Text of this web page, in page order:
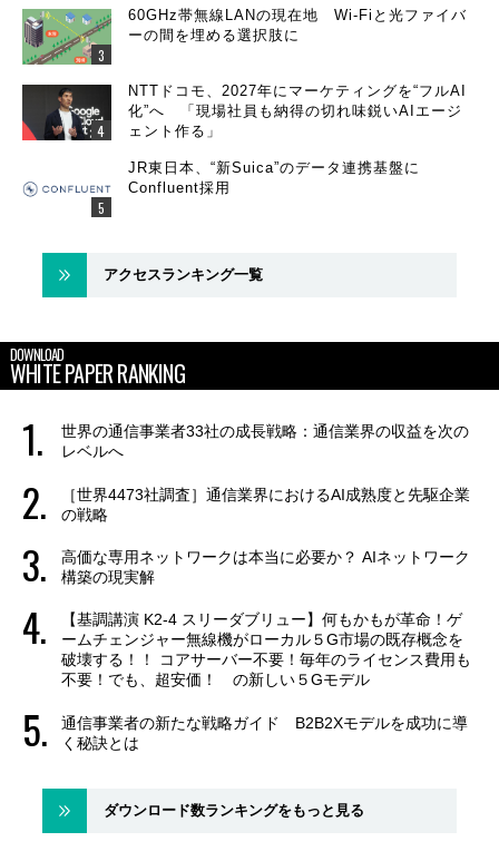
60GHz帯無線LANの現在地 Wi-Fiと光ファイバ
ーの間を埋める選択肢に
NTTドコモ、2027年にマーケティングを“フルAI
化”へ 「現場社員も納得の切れ味鋭いAIエージ
ェント作る」
JR東日本、“新Suica”のデータ連携基盤に
Confluent採用
アクセスランキング一覧
DOWNLOAD
WHITE PAPER RANKING
世界の通信事業者33社の成長戦略：通信業界の収益を次の
レベルへ
［世界4473社調査］通信業界におけるAI成熟度と先駆企業
の戦略
高価な専用ネットワークは本当に必要か？ AIネットワーク
構築の現実解
【基調講演 K2-4 スリーダブリュー】何もかもが革命！ゲ
ームチェンジャー無線機がローカル５G市場の既存概念を
破壊する！！ コアサーバー不要！毎年のライセンス費用も
不要！でも、超安価！ の新しい５Gモデル
通信事業者の新たな戦略ガイド B2B2Xモデルを成功に導
く秘訣とは
ダウンロード数ランキングをもっと見る